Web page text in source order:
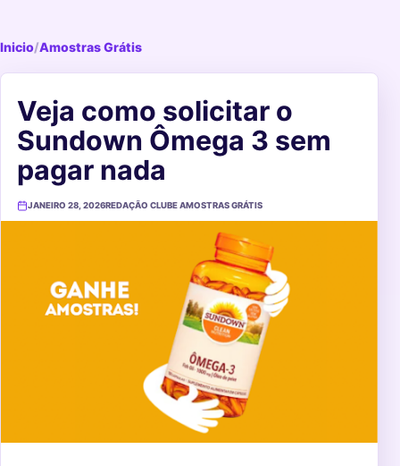
Inicio/Amostras Grátis
Veja como solicitar o
Sundown Ômega 3 sem
pagar nada
JANEIRO 28, 2026REDAÇÃO CLUBE AMOSTRAS GRÁTIS